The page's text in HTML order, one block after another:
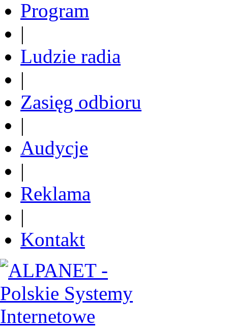
Program
|
Ludzie radia
|
Zasięg odbioru
|
Audycje
|
Reklama
|
Kontakt